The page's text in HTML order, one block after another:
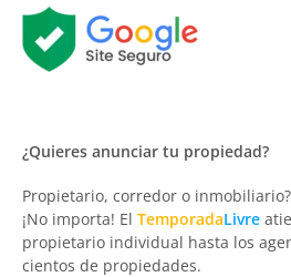
¿Quieres anunciar tu propiedad?
Propietario, corredor o inmobiliario?
¡No importa! El TemporadaLivre
propietario individual hasta los
cientos de propiedades.